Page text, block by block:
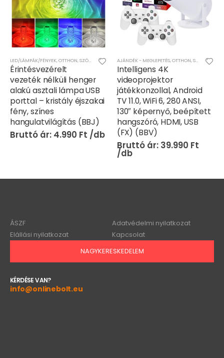
LED/LÁMPÁK/FÉNYEK,OTTHON,SZÓRAKOZÁS
Érintésvezérelt
vezeték nélküli henger
alakú asztali lámpa USB
porttal – kristály éjszakai
fény, színes
hangulatvilágítás (BBJ)
4.990 Ft
AJÁNDÉK - MEGLEPETÉS,OTTHON,SZÓRAKOZÁS
Intelligens 4K
videoprojektor
játékkonzollal, Android
TV 11.0, WiFi 6, 280 ANSI,
130″ képernyő, beépített
hangszóró, HDMI, USB
(FX) (BBV)
39.990 Ft
ÁSZF
Adatvédelmi nyilatkozat
Elállási nyilatkozat
Kapcsolat
NAGYKERESKEDELEM
KÉRDÉSE VAN?
info@onlinebolt.eu